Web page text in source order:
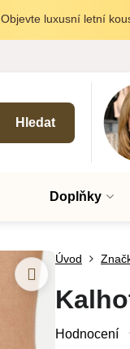
Objevte luxusní letní
Hledat
Doplňky
Úvod
Hodnocení